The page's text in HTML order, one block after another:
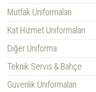
Mutfak Üniformaları
Kat Hizmet Üniformaları
Diğer Üniforma
Teknik Servis & Bahçe
Güvenlik Üniformaları